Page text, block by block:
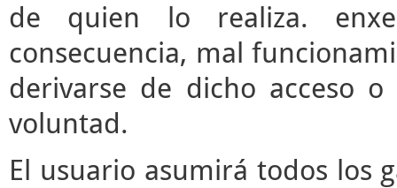
de quien lo realiza.
consecuencia, mal
derivarse de dicho acceso
voluntad.
El usuario asumirá todos los